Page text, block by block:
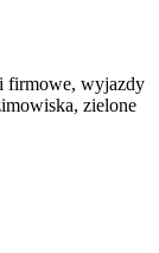
firmowe, wyjazdy
zielone